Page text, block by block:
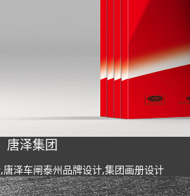
唐泽集团
泽车闸泰州品牌设计,集团画册设计